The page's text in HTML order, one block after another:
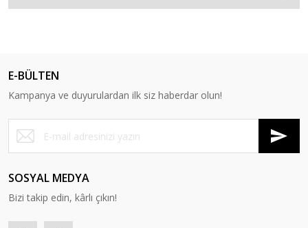
E-BÜLTEN
Kampanya ve duyurulardan ilk siz haberdar olun!
SOSYAL MEDYA
Bizi takip edin, kârlı çıkın!